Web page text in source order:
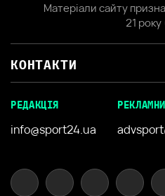
Матеріали сайту
21 року
КОНТАКТИ
РЕДАКЦІЯ
info@sport24.ua